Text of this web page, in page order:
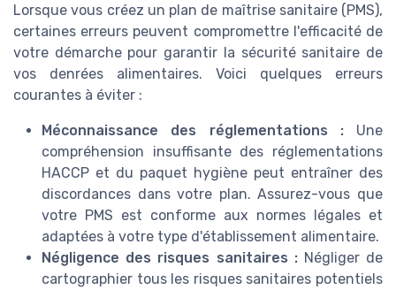
Lorsque vous créez un plan de maîtrise sanitaire (PMS),
certaines erreurs peuvent compromettre l'efficacité de
votre démarche pour garantir la sécurité sanitaire de
vos denrées alimentaires. Voici quelques erreurs
courantes à éviter :
Méconnaissance des réglementations :Une
compréhension insuffisante des réglementations
HACCP et du paquet hygiène peut entraîner des
discordances dans votre plan. Assurez-vous que
votre PMS est conforme aux normes légales et
adaptées à votre type d'établissement alimentaire.
Négligence des risques sanitaires :Négliger de
cartographier tous les risques sanitaires potentiels